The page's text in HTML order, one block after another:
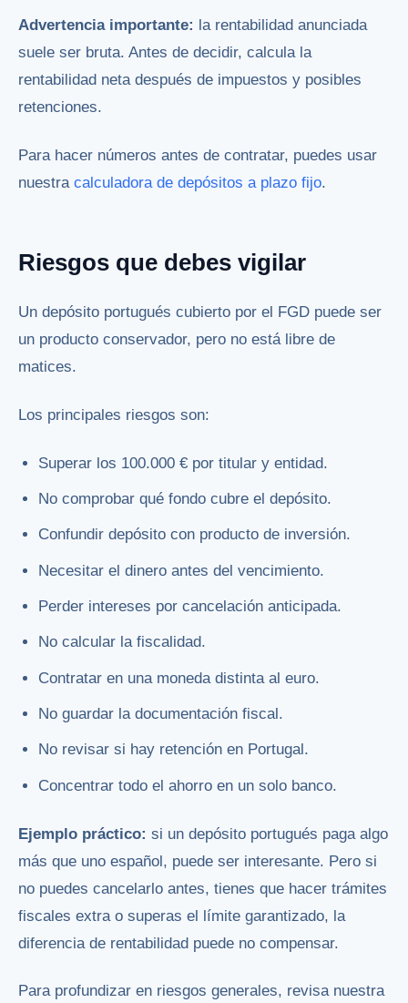
Advertencia importante: la rentabilidad anunciada
suele ser bruta. Antes de decidir, calcula la
rentabilidad neta después de impuestos y posibles
retenciones.
Para hacer números antes de contratar, puedes usar
nuestra calculadora de depósitos a plazo fijo.
Riesgos que debes vigilar
Un depósito portugués cubierto por el FGD puede ser
un producto conservador, pero no está libre de
matices.
Los principales riesgos son:
Superar los 100.000 € por titular y entidad.
No comprobar qué fondo cubre el depósito.
Confundir depósito con producto de inversión.
Necesitar el dinero antes del vencimiento.
Perder intereses por cancelación anticipada.
No calcular la fiscalidad.
Contratar en una moneda distinta al euro.
No guardar la documentación fiscal.
No revisar si hay retención en Portugal.
Concentrar todo el ahorro en un solo banco.
Ejemplo práctico: si un depósito portugués paga algo
más que uno español, puede ser interesante. Pero si
no puedes cancelarlo antes, tienes que hacer trámites
fiscales extra o superas el límite garantizado, la
diferencia de rentabilidad puede no compensar.
Para profundizar en riesgos generales, revisa nuestra